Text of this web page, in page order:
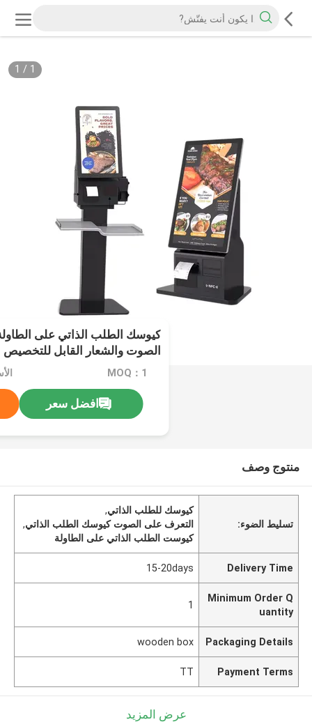
1
/
1
كيوسك الطلب الذاتي على
الصوت والشعار القابل للتخصيص
MOQ：1
افضل سعر
منتوج وصف
تسليط الضوء:
كيوسك للطلب الذاتي,
التعرف على الصوت كيوسك الطلب الذاتي,
كيوست الطلب الذاتي على الطاولة
Delivery Time
15-20days
Minimum Order Q
uantity
1
Packaging Details
wooden box
Payment Terms
TT
عرض المزيد